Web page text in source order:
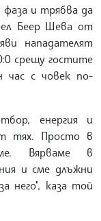
и трябва да
Беер Шева от
нападателят
срещу гостите
час с човек по-
енергия и
тях. Просто в
Вярваме в
и сме длъжни
него", каза той